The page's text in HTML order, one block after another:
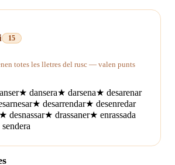
15
totes les lletres del rusc — valen punts
★ dansera★ darsena★ desarenar
★ desarrendar★ desenredar
desnassar★ drassaner★ enrassada
sendera